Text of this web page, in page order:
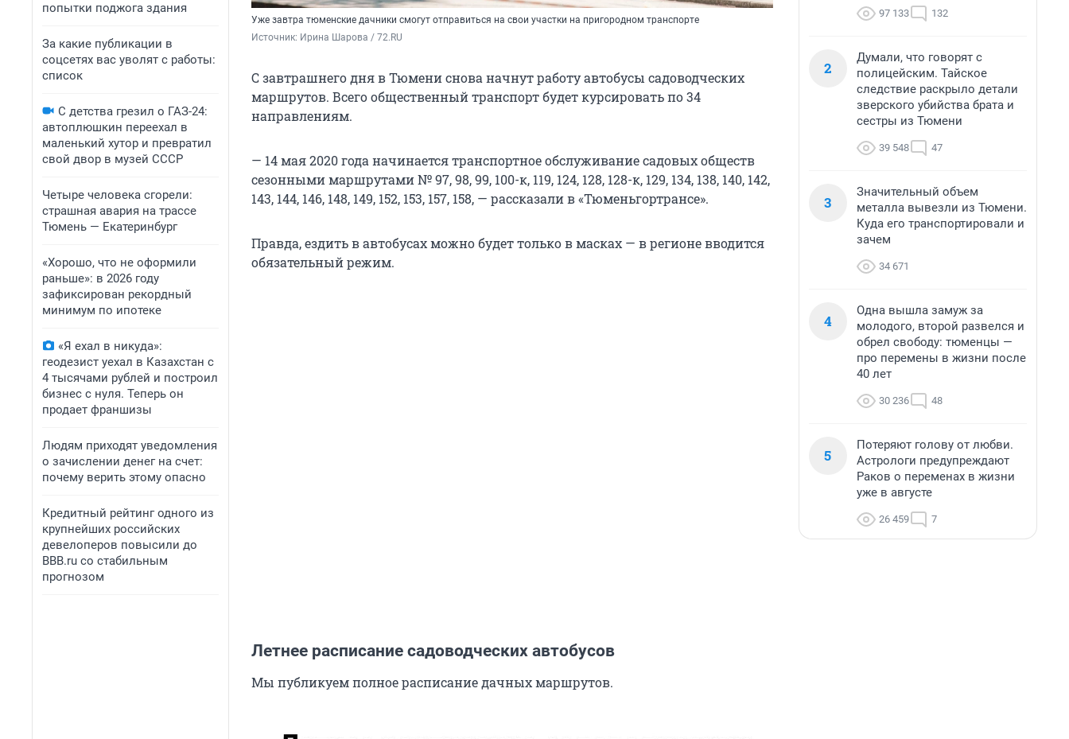
попытки поджога здания
За какие публикации в
соцсетях вас уволят с работы:
список
С детства грезил о ГАЗ-24:
автоплюшкин переехал в
маленький хутор и превратил
свой двор в музей СССР
Четыре человека сгорели:
страшная авария на трассе
Тюмень — Екатеринбург
«Хорошо, что не оформили
раньше»: в 2026 году
зафиксирован рекордный
минимум по ипотеке
«Я ехал в никуда»:
геодезист уехал в Казахстан с
4 тысячами рублей и построил
бизнес с нуля. Теперь он
продает франшизы
Людям приходят уведомления
о зачислении денег на счет:
почему верить этому опасно
Кредитный рейтинг одного из
крупнейших российских
девелоперов повысили до
BBB.ru со стабильным
прогнозом
Уже завтра тюменские дачники смогут отправиться на свои участки на пригородном транспорте
Источник: Ирина Шарова / 72.RU
С завтрашнего дня в Тюмени снова начнут работу автобусы садоводческих
маршрутов. Всего общественный транспорт будет курсировать по 34
направлениям.
— 14 мая 2020 года начинается транспортное обслуживание садовых обществ
сезонными маршрутами № 97, 98, 99, 100-к, 119, 124, 128, 128-к, 129, 134, 138, 140, 142,
143, 144, 146, 148, 149, 152, 153, 157, 158, — рассказали в «Тюменьгортрансе».
Правда, ездить в автобусах можно будет только в масках — в регионе вводится
обязательный режим.
Летнее расписание садоводческих автобусов
Мы публикуем полное расписание дачных маршрутов.
97 133 132
2
Думали, что говорят с
полицейским. Тайское
следствие раскрыло детали
зверского убийства брата и
сестры из Тюмени
39 548 47
3
Значительный объем
металла вывезли из Тюмени.
Куда его транспортировали и
зачем
34 671
4
Одна вышла замуж за
молодого, второй развелся и
обрел свободу: тюменцы —
про перемены в жизни после
40 лет
30 236 48
5
Потеряют голову от любви.
Астрологи предупреждают
Раков о переменах в жизни
уже в августе
26 459 7